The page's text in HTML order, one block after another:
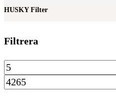
HUSKY Filter
Filtrera